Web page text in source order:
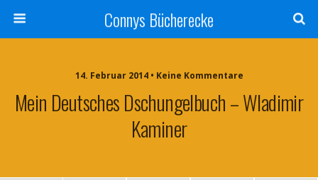
Connys Bücherecke
14. Februar 2014 • Keine Kommentare
Mein Deutsches Dschungelbuch – Wladimir
Kaminer